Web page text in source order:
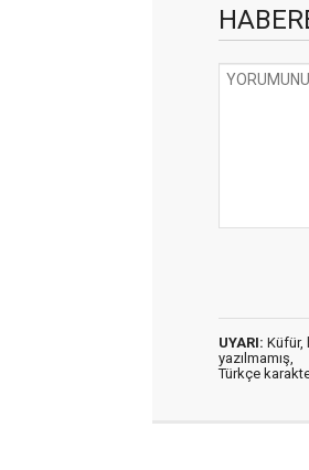
UYARI: Küfür,
yazılmamış,
Türkçe